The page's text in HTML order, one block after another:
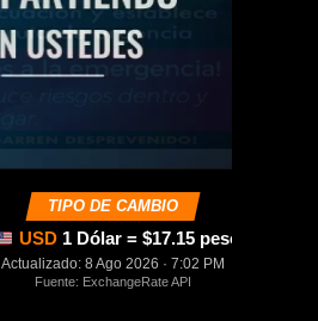
TIPO DE CAMBIO
USD 1 Dólar = $17.15 pesos
Actualizado: 8 Ago 2026 · 7:02 PM
Fuente: ExchangeRate API